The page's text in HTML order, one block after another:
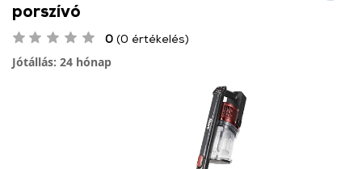
porszívó
0 (0 értékelés)
Jótállás: 24 hónap